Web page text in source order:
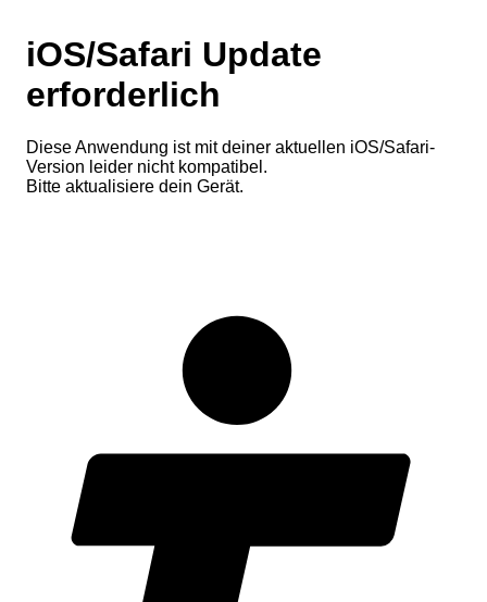
iOS/Safari Update
erforderlich
Diese Anwendung ist mit deiner aktuellen iOS/Safari-
Version leider nicht kompatibel.
Bitte aktualisiere dein Gerät.